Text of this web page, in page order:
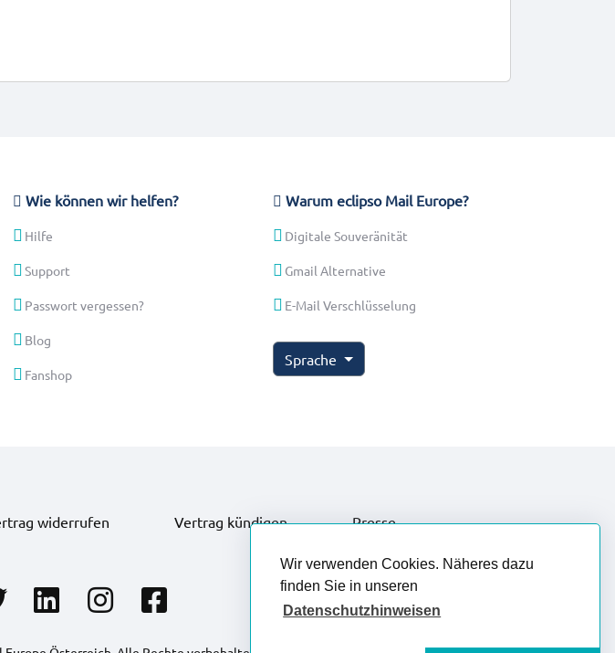
Wir verwenden Cookies. Näheres dazu
finden Sie in unseren
Datenschutzhinweisen
Wie können wir helfen?
Hilfe
Support
Passwort vergessen?
Blog
Fanshop
Warum eclipso Mail Europe?
Digitale Souveränität
Gmail Alternative
E-Mail Verschlüsselung
Sprache
widerrufen Vertrag kündigen Presse